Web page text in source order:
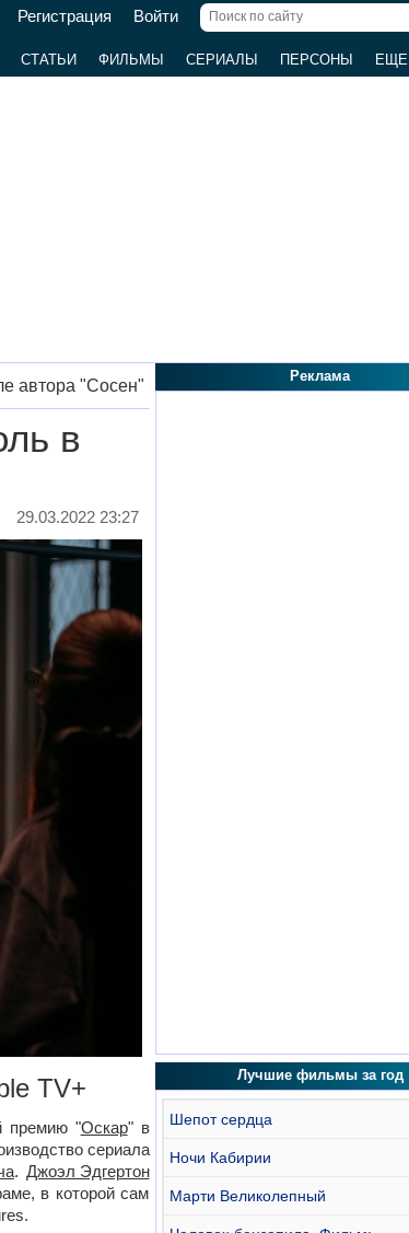
Регистрация Войти
СТАТЬИ ФИЛЬМЫ СЕРИАЛЫ ПЕРСОНЫ ЕЩЕ
автора "Сосен"
в
29.03.2022 23:27
TV+
премию "Оскар" в
сериала
. Джоэл Эдгертон
в которой сам
Реклама
Лучшие фильмы за год
Шепот сердца
Ночи Кабирии
Марти Великолепный